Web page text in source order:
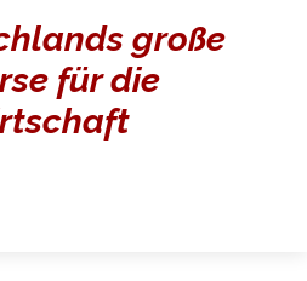
große
für die
Home
Stellenangebote